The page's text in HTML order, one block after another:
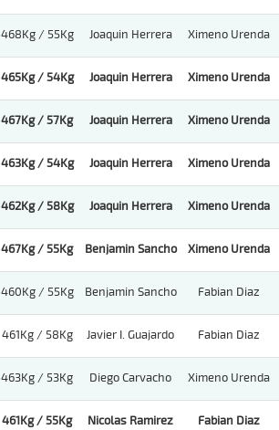
468Kg / 55Kg Joaquin Herrera Ximeno Urenda
465Kg / 54Kg Joaquin Herrera Ximeno Urenda
467Kg / 57Kg Joaquin Herrera Ximeno Urenda
463Kg / 54Kg Joaquin Herrera Ximeno Urenda
462Kg / 58Kg Joaquin Herrera Ximeno Urenda
467Kg / 55Kg Benjamin Sancho Ximeno Urenda
460Kg / 55Kg Benjamin Sancho Fabian Diaz
461Kg / 58Kg Javier I. Guajardo Fabian Diaz
463Kg / 53Kg Diego Carvacho Ximeno Urenda
461Kg / 55Kg Nicolas Ramirez Fabian Diaz